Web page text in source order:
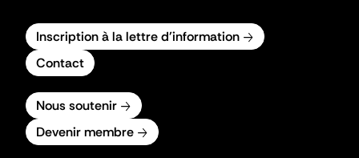
Inscription à la lettre d'information
Contact
Nous soutenir
Devenir membre